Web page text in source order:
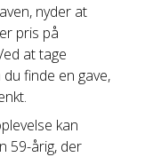
nyder at
pris på
at tage
finde en gave,
kan
59-årig, der